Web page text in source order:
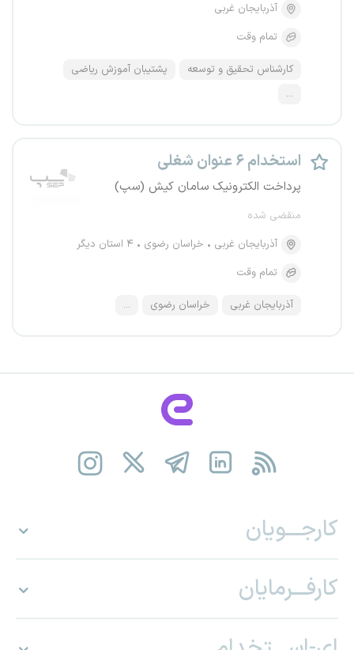
آذربایجان غربی
تمام وقت
کارشناس تحقیق و توسعه
پشتیبان آموزش ریاضی
...
استخدام ۶ عنوان شغلی
پرداخت الکترونیک سامان کیش (سپ)
منقضی شده
آذربایجان غربی
خراسان رضوی
۴ استان دیگر
تمام وقت
آذربایجان غربی خراسان رضوی ...
کارجـــویان
کارفـــرمایان